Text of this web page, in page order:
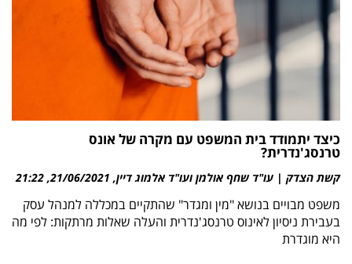
כיצד יתמודד בית המשפט עם מקרה של אונס
טרנסג'נדרית?
קשת הצדק | עו"ד שחף אולמן ועו"ד אלמוג דיין 21/06/2021
21:22
משפט מבויים בנושא "מין ומגדר" שהתקיים במכללה למנהל עסק
בעבירת ניסיון לאינוס טרנסג'נדרית והעלה שאלות מרתקות: לפי מה
היא מוגדרת